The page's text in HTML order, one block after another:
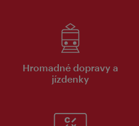
Hromadné dopravy a
jízdenky